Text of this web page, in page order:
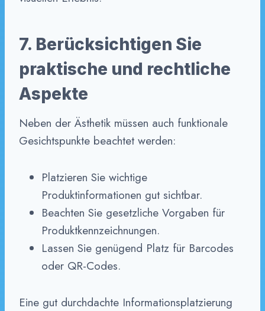
7. Berücksichtigen Sie
praktische und rechtliche
Aspekte
Neben der Ästhetik müssen auch funktionale
Gesichtspunkte beachtet werden:
Platzieren Sie wichtige
Produktinformationen gut sichtbar.
Beachten Sie gesetzliche Vorgaben für
Produktkennzeichnungen.
Lassen Sie genügend Platz für Barcodes
oder QR-Codes.
Eine gut durchdachte Informationsplatzierung